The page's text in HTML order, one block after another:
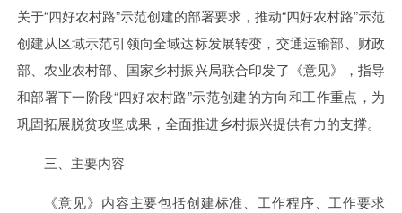
关于“四好农村路”示范创建的部署要求，推动“四好农村路”示范
创建从区域示范引领向全域达标发展转变，交通运输部、财政
部、农业农村部、国家乡村振兴局联合印发了《意见》，指导
和部署下一阶段“四好农村路”示范创建的方向和工作重点，为
巩固拓展脱贫攻坚成果，全面推进乡村振兴提供有力的支撑。
三、主要内容
《意见》内容主要包括创建标准、工作程序、工作要求